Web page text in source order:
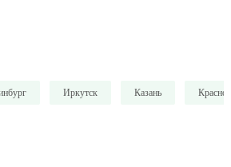
Иркутск Казань